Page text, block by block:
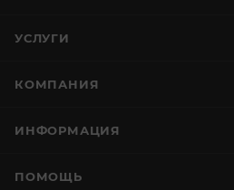
УСЛУГИ
КОМПАНИЯ
ИНФОРМАЦИЯ
ПОМОЩЬ